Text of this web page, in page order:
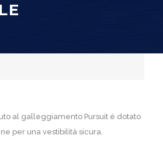
al galleggiamento Pursuit è dotato
per una vestibilità sicura.